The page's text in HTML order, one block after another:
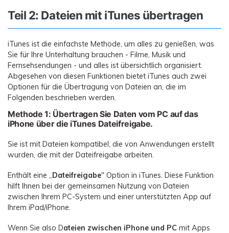
Teil 2: Dateien mit iTunes übertragen
iTunes ist die einfachste Methode, um alles zu genießen, was
Sie für Ihre Unterhaltung brauchen - Filme, Musik und
Fernsehsendungen - und alles ist übersichtlich organisiert.
Abgesehen von diesen Funktionen bietet iTunes auch zwei
Optionen für die Übertragung von Dateien an, die im
Folgenden beschrieben werden.
Methode 1: Übertragen Sie Daten vom PC auf das
iPhone über die iTunes Dateifreigabe.
Sie ist mit Dateien kompatibel, die von Anwendungen erstellt
wurden, die mit der Dateifreigabe arbeiten.
Enthält eine „Dateifreigabe" Option in iTunes. Diese Funktion
hilft Ihnen bei der gemeinsamen Nutzung von Dateien
zwischen Ihrem PC-System und einer unterstützten App auf
Ihrem iPad/iPhone.
Wenn Sie also Dateien zwischen iPhone und PC mit Apps